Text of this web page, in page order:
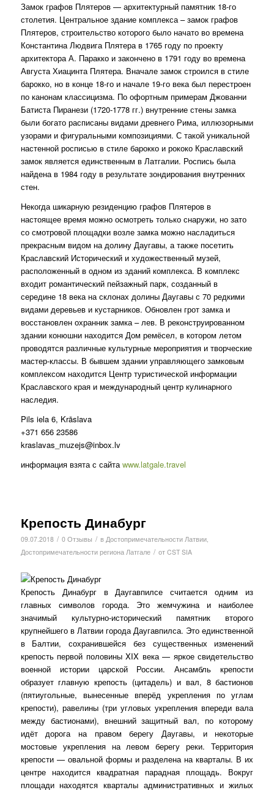
Замок графов Плятеров — архитектурный памятник 18-го
столетия. Центральное здание комплекса – замок графов
Плятеров, строительство которого было начато во времена
Константина Людвига Плятера в 1765 году по проекту
архитектора А. Паракко и закончено в 1791 году во времена
Августа Хиацинта Плятера. Вначале замок строился в стиле
барокко, но в конце 18-го и начале 19-го века был перестроен
по канонам классицизма. По офортным примерам Джованни
Батиста Пиранези (1720-1778 гг.) внутренние стены замка
были богато расписаны видами древнего Рима, иллюзорными
узорами и фигуральными композициями. С такой уникальной
настенной росписью в стиле барокко и рококо Краславский
замок является единственным в Латгалии. Роспись была
найдена в 1984 году в результате зондирования внутренних
стен.
Некогда шикарную резиденцию графов Плятеров в
настоящее время можно осмотреть только снаружи, но зато
со смотровой площадки возле замка можно насладиться
прекрасным видом на долину Даугавы, а также посетить
Краславский Исторический и художественный музей,
расположенный в одном из зданий комплекса. В комплекс
входит романтический пейзажный парк, созданный в
середине 18 века на склонах долины Даугавы с 70 редкими
видами деревьев и кустарников. Обновлен грот замка и
восстановлен охранник замка – лев. В реконструированном
здании конюшни находится Дом ремёсел, в котором летом
проводятся различные культурные мероприятия и творческие
мастер-классы. В бывшем здании управляющего замковым
комплексом находится Центр туристической информации
Краславского края и международный центр кулинарного
наследия.
Pils iela 6, Krāslava
+371 656 23586
kraslavas_muzejs@inbox.lv
информация взята с сайтаwww.latgale.travel
Крепость Динабург
09.07.2018 / 0 Отзывы / в Достопримечательности Латвии,
Достопримечательности региона Латгале / от CST SIA
Крепость Динабург в Даугавпилсе считается одним из
главных символов города. Это жемчужина и наиболее
значимый культурно-исторический памятник второго
крупнейшего в Латвии города Даугавпилса. Это единственной
в Балтии, сохранившейся без существенных изменений
крепость первой половины XIX века — яркое свидетельство
военной истории царской России. Ансамбль крепости
образует главную крепость (цитадель) и вал, 8 бастионов
(пятиугольные, вынесенные вперёд укрепления по углам
крепости), равелины (три угловых укрепления впереди вала
между бастионами), внешний защитный вал, по которому
идёт дорога на правом берегу Даугавы, и некоторые
мостовые укрепления на левом берегу реки. Территория
крепости — овальной формы и разделена на кварталы. В их
центре находится квадратная парадная площадь. Вокруг
площади находятся кварталы административных и жилых